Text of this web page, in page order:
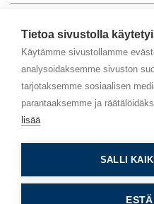
Tietoa sivustolla
Käytämme sivustollamme
analysoidaksemme sivuston
tarjotaksemme sosiaalisen
parantaaksemme ja
lisää
SALLI
Lehdestätunnistat